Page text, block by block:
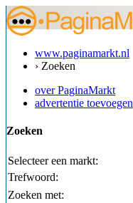
www.paginamarkt.nl
› Zoeken
over PaginaMarkt
advertentie toevoegen
Zoeken
Selecteer een markt:
Trefwoord:
Zoeken met: